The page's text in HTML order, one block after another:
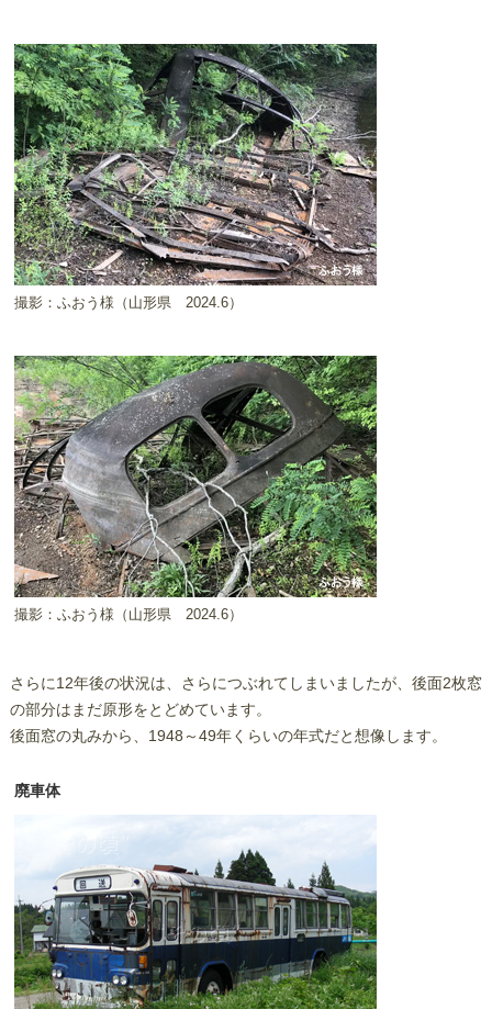
撮影：ふおう様（山形県 2024.6）
撮影：ふおう様（山形県 2024.6）
さらに12年後の状況は、さらにつぶれてしまいましたが、後面2枚窓
の部分はまだ原形をとどめています。
後面窓の丸みから、1948～49年くらいの年式だと想像します。
廃車体